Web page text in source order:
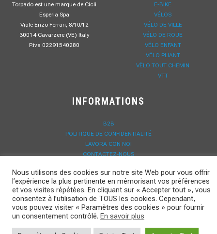
Torpado est une marque de Cicli
Esperia Spa
Viale Enzo Ferrari, 8/10/12
30014 Cavarzere (VE) Italy
P.iva 02291540280
E-BIKE
VÉLOS
VÉLO DE VILLE
VÉLO DE ROUE
VÉLO ENFANT
VÉLO PLIANT
VÈLO TOUT CHEMIN
VTT
INFORMATIONS
B2B
POLITIQUE DE CONFIDENTIALITÉ
LAVORA CON NOI
CONTACTEZ-NOUS
DOWNLOAD
NOUVELLES
ENREGISTREMENT GARANTIE
Nous utilisons des cookies sur notre site Web pour vous offrir
l’expérience la plus pertinente en mémorisant vos préférences
et vos visites répétées. En cliquant sur « Accepter tout », vous
consentez à l’utilisation de TOUS les cookies. Cependant,
vous pouvez visiter « Paramètres des cookies » pour fournir
un consentement contrôlé. En savoir plus